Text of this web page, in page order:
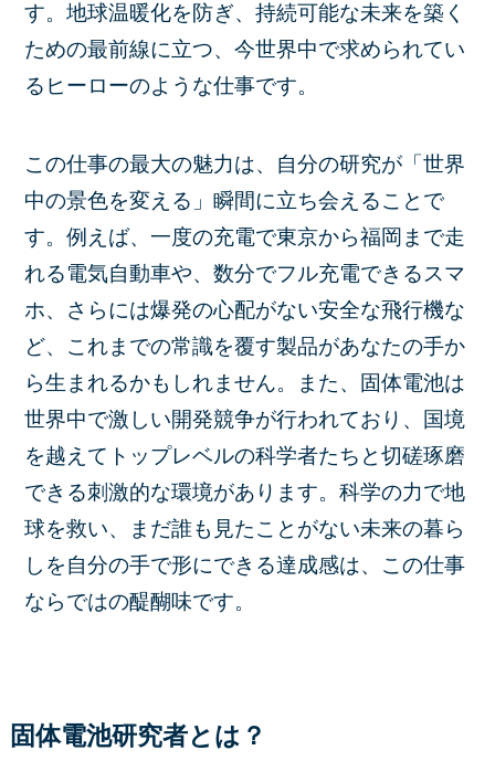
す。地球温暖化を防ぎ、持続可能な未来を築く
ための最前線に立つ、今世界中で求められてい
るヒーローのような仕事です。
この仕事の最大の魅力は、自分の研究が「世界
中の景色を変える」瞬間に立ち会えることで
す。例えば、一度の充電で東京から福岡まで走
れる電気自動車や、数分でフル充電できるスマ
ホ、さらには爆発の心配がない安全な飛行機な
ど、これまでの常識を覆す製品があなたの手か
ら生まれるかもしれません。また、固体電池は
世界中で激しい開発競争が行われており、国境
を越えてトップレベルの科学者たちと切磋琢磨
できる刺激的な環境があります。科学の力で地
球を救い、まだ誰も見たことがない未来の暮ら
しを自分の手で形にできる達成感は、この仕事
ならではの醍醐味です。
固体電池研究者とは？